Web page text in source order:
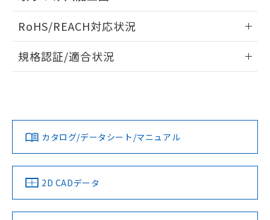
RoHS/REACH対応状況
EU RoHS 注意事項・凡例
対応済み
中国 RoHS 注意事項・凡例
規格認証/適合状況
LR型式承認
（イギリス
船舶規格）
DNV型式承認
（ノルウェー
BV型式承認
（フランス
KR型式
（韓国
No No No No
カタログ/データシート/マニュアル
2D CADデータ
メンバーズにご登録されている必要が
あります。
お客様が当ウェブサイト上で当社にご
および当社の共同利用者が、当社の製
品・サービスに関するお客様との取
の共同利用に関して"
の「1.共同利
用者の範囲」に記載されている法人を
※3 非含有証明書ダウンロード
下記の非含有証明書をダウンロードするこ
51物質の非含有証明書（当社基準）
※本証明書は発行日時点で非含有を証明す
るもので、過去に遡って非含有を証明する
ものではありません。
また、RoHS指令のフタル酸エステル類４
物質の対応では、対応完了までの期間は出
及ぼさない年数を意味します。
い合わせください。